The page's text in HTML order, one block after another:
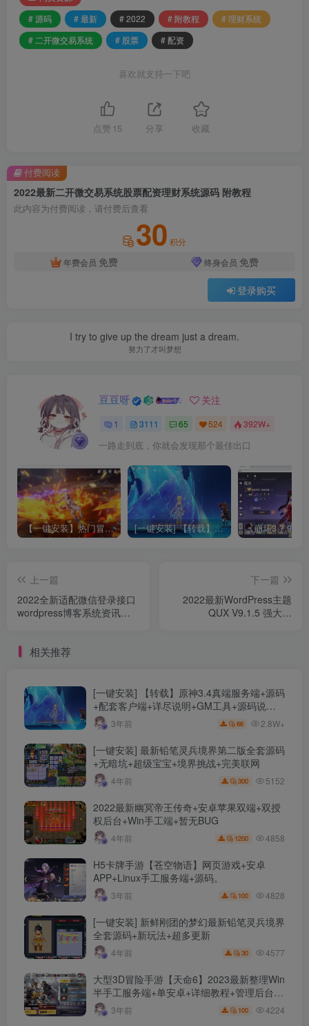
# 源码
# 最新 # 2022 # 附教程
# 理财系统
# 二开微交易系统
# 股票 # 配资
喜欢就支持一下吧
点赞 15 分享 收藏
2022最新二开微交易系统股票配资理财系统源码 附教程
此内容为付费阅读，请付费后查看
30 积分
年费会员 免费 终身会员 免费
登录购买
付费阅读
I try to give up the dream just a dream.
努力了才叫梦想
豆豆呀 关注
1 3111 65 524 392W+
一路走到底，你就会发现那个最佳出口
【一键安装】热门冒险策略类游戏崩坏：星穹铁道全新2.3版本一键端+一键代理+一键启动+免虚拟机 [一键安装] 【转载】原神3.4真端服务端+源码+配套客户端+详尽说明+GM工具+源码说明文件
上一篇
2022全新适配微信登录接口
wordpress博客系统资讯资
下一篇
2022最新WordPress主题
QUX V9.1.5 强大的
相关推荐
[一键安装] 【转载】原神3.4真端服务端+源码
+配套客户端+详尽说明+GM工具+源码说明
文件3年前 66 2.8W+
[一键安装] 最新铅笔灵兵境界第二版全套源码
+无暗坑+超级宝宝+境界挑战+完美联网
4年前 300 5152
2022最新幽冥帝王传奇+安卓苹果双端+双授
权后台+Win手工端+暂无BUG
4年前 1200 4858
H5卡牌手游【苍空物语】网页游戏+安卓
APP+Linux手工服务端+源码。
3年前 100 4828
[一键安装] 新鲜刚团的梦幻最新铅笔灵兵境界
全套源码+新玩法+超多更新
4年前 30 4577
大型3D冒险手游【天命6】2023最新整理Win
半手工服务端+单安卓+详细教程+管理后台
+游戏前后端源码【站长亲测】
3年前 100 4224